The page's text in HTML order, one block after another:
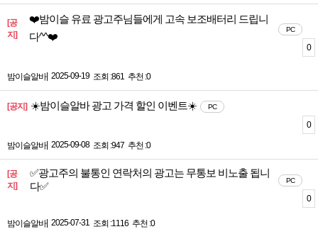
[공
지]
❤️밤이슬 유료 광고주님들에게 고속 보조배터리 드립니
다^^❤️
PC
밤이슬알바| 2025-09-19 조회 :861 추천 :0
0
[공지] ☀️밤이슬알바 광고 가격 할인 이벤트☀️ PC
밤이슬알바| 2025-09-08 조회 :947 추천 :0
0
[공
지]
✅광고주의 불통인 연락처의 광고는 무통보 비노출 됩니
다✅
PC
밤이슬알바| 2025-07-31 조회 :1116 추천 :0
0